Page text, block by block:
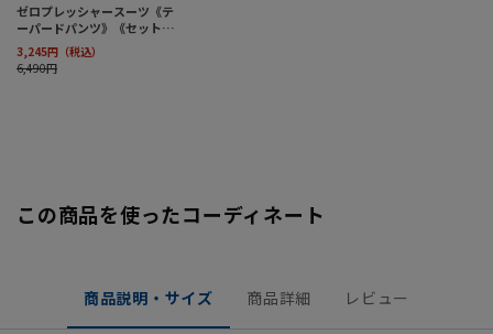
この商品を使ったコーディネート
商品説明・サイズ 商品詳細 レビュー